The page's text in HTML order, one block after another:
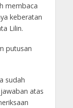
membaca
keberatan
Lilin.
putusan
sudah
atas